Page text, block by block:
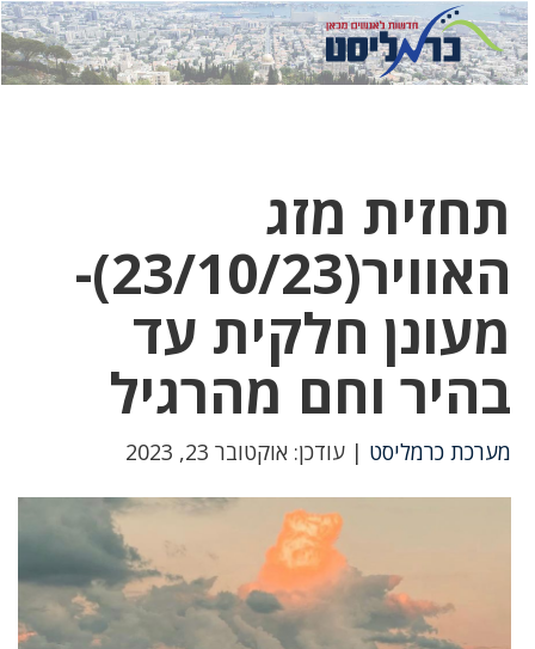
לחץ
כאן
לחץ
כדי
תחזית מזג
האוויר(23/10/23)-
מעונן חלקית עד
בהיר וחם מהרגיל
מערכת כרמליסט | עודכן: אוקטובר 23, 2023